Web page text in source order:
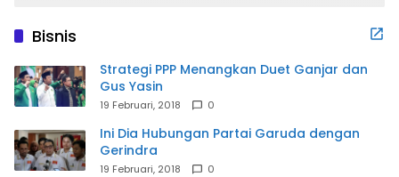
Bisnis
Strategi PPP Menangkan Duet Ganjar dan
Gus Yasin
19 Februari, 2018 0
Ini Dia Hubungan Partai Garuda dengan
Gerindra
19 Februari, 2018 0